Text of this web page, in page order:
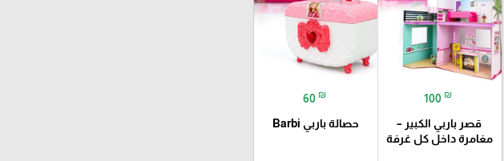
100 ₪
قصر باربي الكبير –
مغامرة داخل كل غرفة
60 ₪
حصالة باربي Barbi